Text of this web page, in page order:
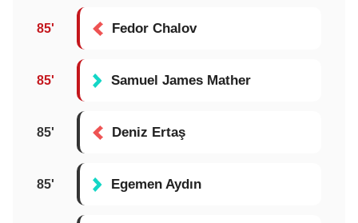
85' Fedor Chalov
85' Samuel James Mather
85' Deniz Ertaş
85' Egemen Aydın